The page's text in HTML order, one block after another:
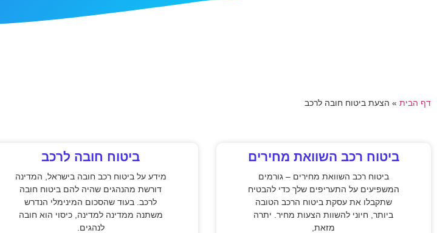
דף הבית » הצעת ביטוח חובה לרכב
ביטוח רכב השוואת מחירים
ביטוח רכב השוואת מחירים – גורמים
המשפיעים על התעריפים שלך כדי להבטיח
שתקבלו את עסקת ביטוח הרכב הטובה
ביותר, חיוני להשוות הצעות מחיר. יתרה
מזאת,
ביטוח חובה לרכב
מידע על ביטוח רכב חובה בישראל, המדינה
דורשת מהנהגים שהיה להם ביטוח חובה
לרכב. בעוד שהסכום המינימלי הנדרש
משתנה ממדינה למדינה, כיסוי הוא חובה
לנהגים.